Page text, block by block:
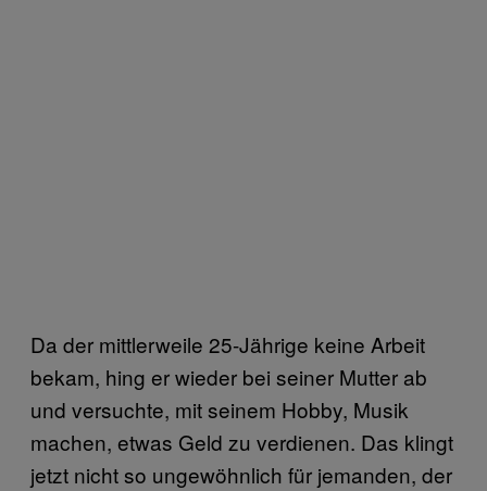
Da der mittlerweile 25-Jährige keine Arbeit
bekam, hing er wieder bei seiner Mutter ab
und versuchte, mit seinem Hobby, Musik
machen, etwas Geld zu verdienen. Das klingt
jetzt nicht so ungewöhnlich für jemanden, der